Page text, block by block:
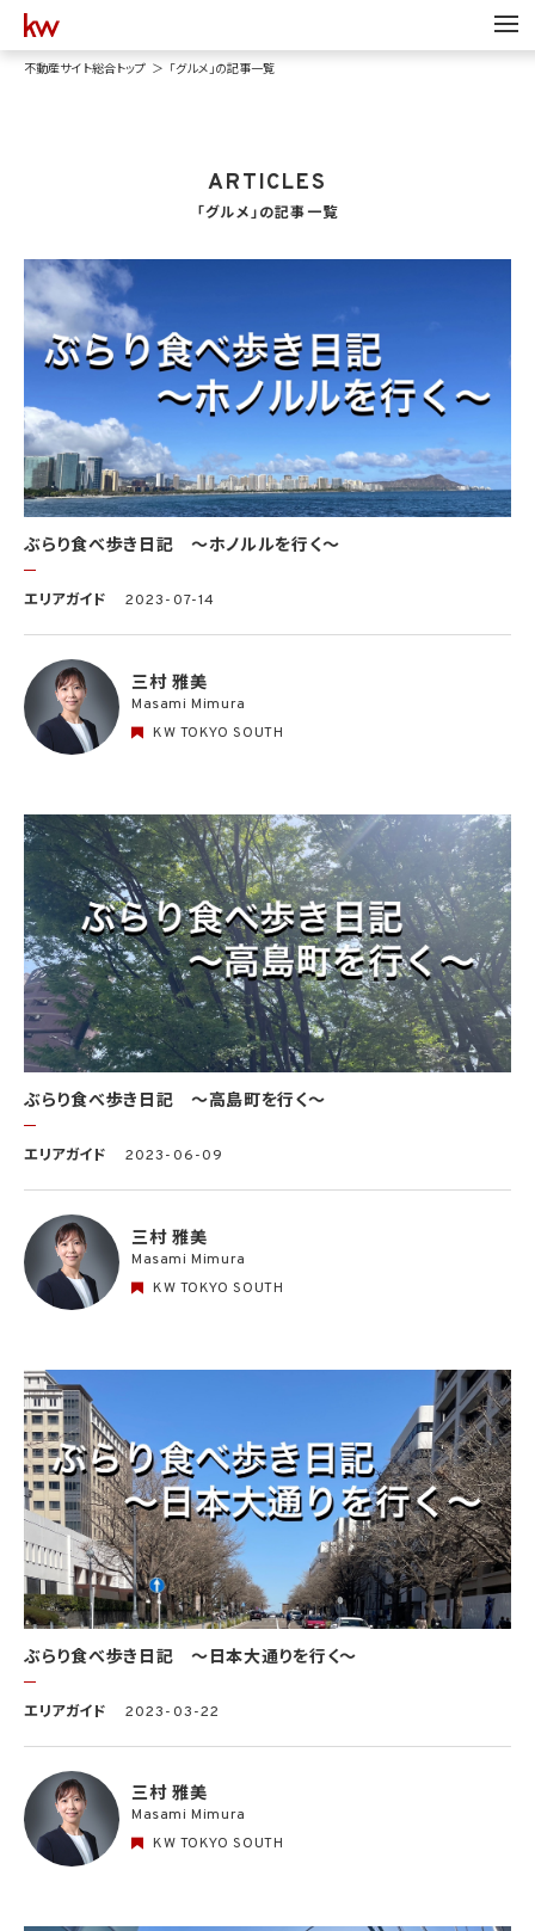
不動産サイト総合トップ 「グルメ」の記事一覧
ARTICLES
「グルメ」の記事一覧
ぶらり食べ歩き日記 〜ホノルルを行く〜
エリアガイド 2023-07-14
三村 雅美
Masami Mimura
KW TOKYO SOUTH
ぶらり食べ歩き日記 〜高島町を行く〜
エリアガイド 2023-06-09
三村 雅美
Masami Mimura
KW TOKYO SOUTH
ぶらり食べ歩き日記 〜日本大通りを行く〜
エリアガイド 2023-03-22
三村 雅美
Masami Mimura
KW TOKYO SOUTH